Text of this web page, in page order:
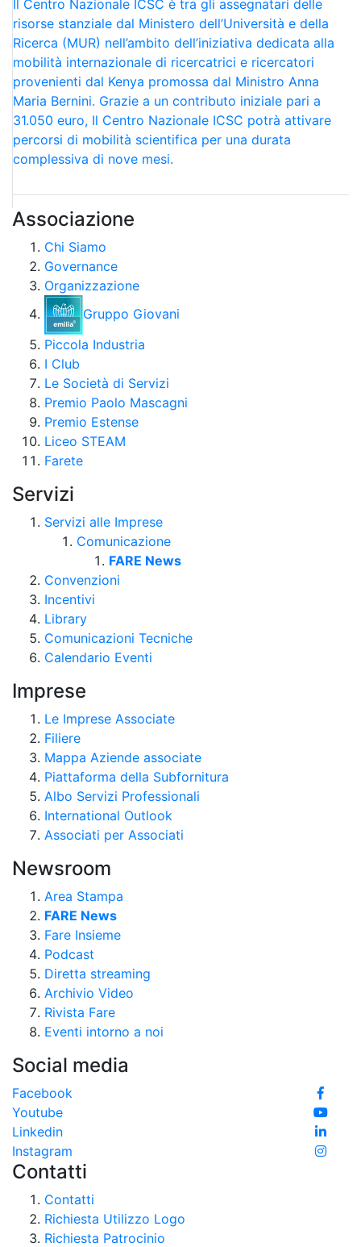
Il Centro Nazionale ICSC è tra gli assegnatari delle
risorse stanziale dal Ministero dell’Università e della
Ricerca (MUR) nell’ambito dell’iniziativa dedicata alla
mobilità internazionale di ricercatrici e ricercatori
provenienti dal Kenya promossa dal Ministro Anna
Maria Bernini. Grazie a un contributo iniziale pari a
31.050 euro, Il Centro Nazionale ICSC potrà attivare
percorsi di mobilità scientifica per una durata
complessiva di nove mesi.
Associazione
Chi Siamo
Governance
Organizzazione
Gruppo Giovani
Piccola Industria
I Club
Le Società di Servizi
Premio Paolo Mascagni
Premio Estense
Liceo STEAM
Farete
Servizi
Servizi alle Imprese
Comunicazione
FARE News
Convenzioni
Incentivi
Library
Comunicazioni Tecniche
Calendario Eventi
Imprese
Le Imprese Associate
Filiere
Mappa Aziende associate
Piattaforma della Subfornitura
Albo Servizi Professionali
International Outlook
Associati per Associati
Newsroom
Area Stampa
FARE News
Fare Insieme
Podcast
Diretta streaming
Archivio Video
Rivista Fare
Eventi intorno a noi
Social media
Facebook
Youtube
Linkedin
Instagram
Contatti
Contatti
Richiesta Utilizzo Logo
Richiesta Patrocinio